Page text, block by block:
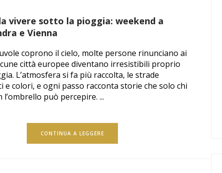
vivere sotto la pioggia: weekend a
e Vienna
coprono il cielo, molte persone rinunciano ai
città europee diventano irresistibili proprio
L’atmosfera si fa più raccolta, le strade
e colori, e ogni passo racconta storie che solo chi
l’ombrello può percepire. ...
CONTINUA A LEGGERE